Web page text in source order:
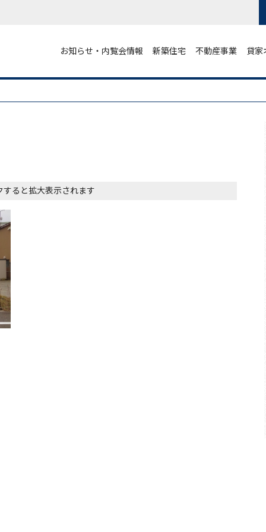
お知らせ・内覧会情報 新築住宅 不動産事業 貸家
すると拡大表示されます